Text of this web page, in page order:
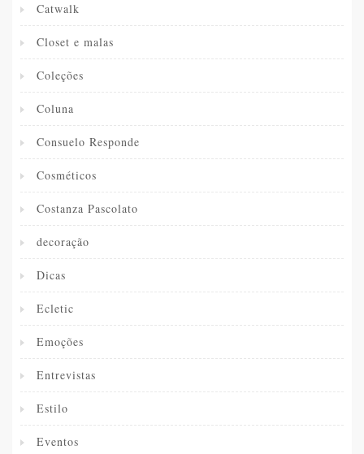
Catwalk
Closet e malas
Coleções
Coluna
Consuelo Responde
Cosméticos
Costanza Pascolato
decoração
Dicas
Ecletic
Emoções
Entrevistas
Estilo
Eventos